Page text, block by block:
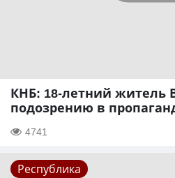
КНБ: 18-летний житель
подозрению в
4741
Республика